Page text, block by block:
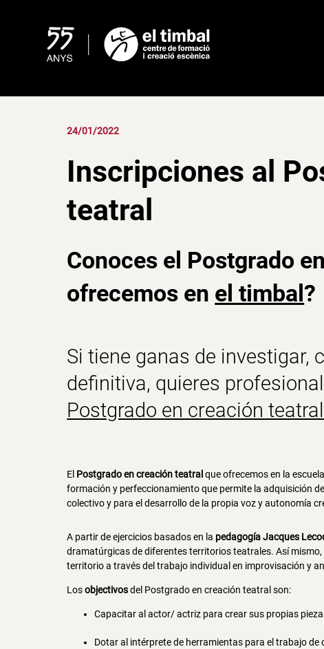
24/01/2022
Inscripciones al
teatral
Conoces el Postgrado
ofrecemos en el timbal?
Si tiene ganas de investigar,
definitiva, quieres
Postgrado en creación teatral
El Postgrado en creación teatral que ofrecemos en la
formación y perfeccionamiento que permite la adquisición
colectivo y para el desarrollo de la propia voz y autonomía
A partir de ejercicios basados en la pedagogía Jacques
dramatúrgicas de diferentes territorios teatrales. Así
territorio a través del trabajo individual en improvisación y
Losobjectivosdel Postgrado en creación teatral son:
Capacitar al actor/ actriz para crear sus propias
Dotar al intérprete de herramientas para el trabajo de